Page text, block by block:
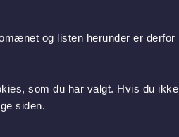
og listen herunder er derfor
som du har valgt. Hvis du ikke
siden.